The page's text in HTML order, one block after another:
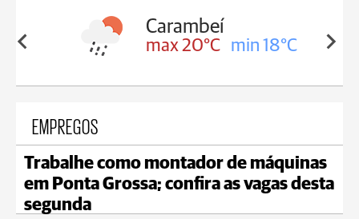
18°C
Carambeí
max 20°C min 18°C
EMPREGOS
Trabalhe como montador de máquinas
em Ponta Grossa; confira as vagas desta
segunda